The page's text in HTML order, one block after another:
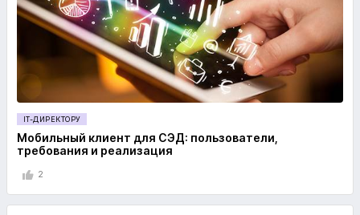
IT-ДИРЕКТОРУ
Мобильный клиент для СЭД: пользователи,
требования и реализация
2